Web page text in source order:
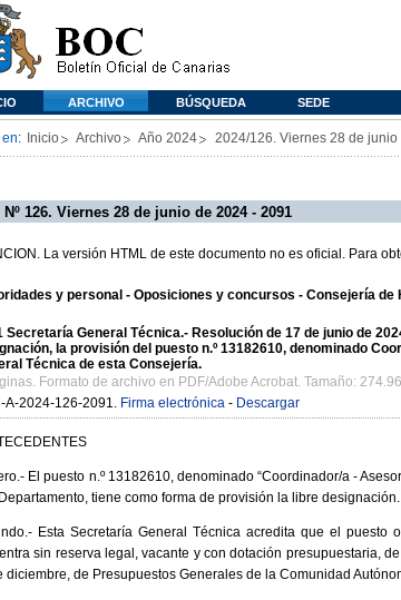
ARCHIVO BÚSQUEDA SEDE
en: Inicio Archivo Año 2024 2024/126. Viernes 28 de junio
Nº 126. Viernes 28 de junio de 2024 - 2091
La versión HTML de este documento no es oficial. Para
y personal - Oposiciones y concursos - Consejería
Secretaría General Técnica.- Resolución de 17 de junio de
la provisión del puesto n.º 13182610, denominado
Técnica de esta Consejería.
Formato de archivo en PDF/Adobe Acrobat. Tamaño: 274.96
A-2024-126-2091. Firma electrónica - Descargar
El puesto n.º 13182610, denominado “Coordinador/a -
tiene como forma de provisión la libre designación.
Esta Secretaría General Técnica acredita que el
sin reserva legal, vacante y con dotación presupuestaria,
diciembre, de Presupuestos Generales de la Comunidad